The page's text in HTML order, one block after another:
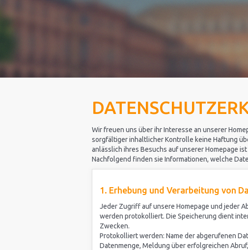
Wir freuen uns über ihr Interesse an unserer
sorgfältiger inhaltlicher Kontrolle keine Haftung
anlässlich ihres Besuchs auf unserer Homepage
Nachfolgend finden sie Informationen, welche
1. Erhebung und Verarbeitung von
Jeder Zugriff auf unsere Homepage und jeder
werden protokolliert. Die Speicherung dient
Zwecken.
Protokolliert werden: Name der abgerufenen
Datenmenge, Meldung über erfolgreichen